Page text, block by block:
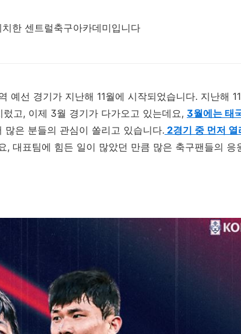
한 센트럴축구아카데미입니다
예선 경기가 지난해 11월에 시작되었습니다. 지난해 11
렀고, 이제 3월 경기가 다가오고 있는데요, 3월에는 태
많은 분들의 관심이 쏠리고 있습니다. 2경기 중 먼저
, 대표팀에 힘든 일이 많았던 만큼 많은 축구팬들의 응